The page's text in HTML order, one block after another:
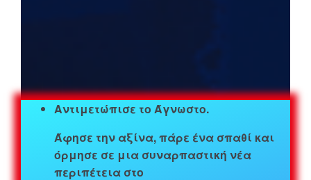
Αντιμετώπισε το Άγνωστο.
Άφησε την αξίνα, πάρε ένα σπαθί και
όρμησε σε μια συναρπαστική νέα
περιπέτεια στο